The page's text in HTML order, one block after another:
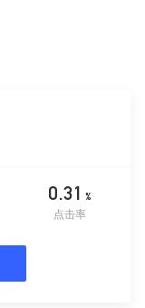
0.31 %
点击率